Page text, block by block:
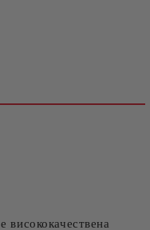
ден.
е висококачествена